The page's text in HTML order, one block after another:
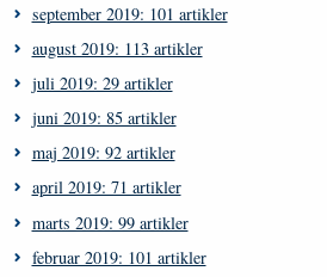
september 2019: 101 artikler
august 2019: 113 artikler
juli 2019: 29 artikler
juni 2019: 85 artikler
maj 2019: 92 artikler
april 2019: 71 artikler
marts 2019: 99 artikler
februar 2019: 101 artikler